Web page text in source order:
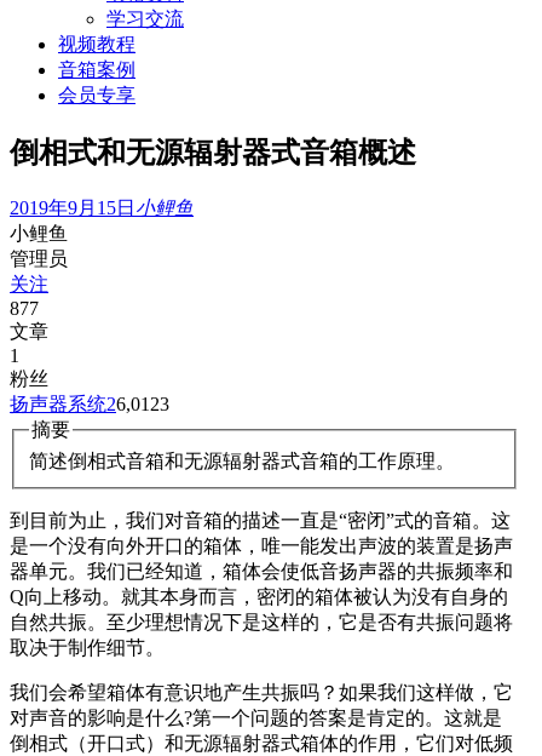
学习交流
视频教程
音箱案例
会员专享
倒相式和无源辐射器式音箱概述
2019年9月15日 小鲤鱼
小鲤鱼
管理员
关注
877
文章
1
粉丝
扬声器系统26,0123
摘要
简述倒相式音箱和无源辐射器式音箱的工作原理。
到目前为止，我们对音箱的描述一直是“密闭”式的音箱。这
是一个没有向外开口的箱体，唯一能发出声波的装置是扬声
器单元。我们已经知道，箱体会使低音扬声器的共振频率和
Q向上移动。就其本身而言，密闭的箱体被认为没有自身的
自然共振。至少理想情况下是这样的，它是否有共振问题将
取决于制作细节。
我们会希望箱体有意识地产生共振吗？如果我们这样做，它
对声音的影响是什么?第一个问题的答案是肯定的。这就是
倒相式（开口式）和无源辐射器式箱体的作用，它们对低频